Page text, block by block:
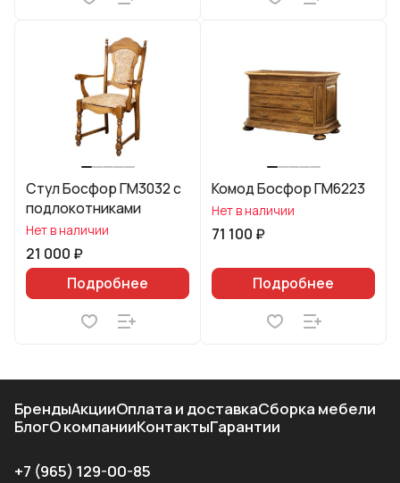
Стул Босфор ГМ3032 с
подлокотниками
Нет в наличии
21 000 ₽
Подробнее
Комод Босфор ГМ6223
Нет в наличии
71 100 ₽
Подробнее
БрендыАкцииОплата и доставкаСборка мебели
БлогО компанииКонтактыГарантии
+7 (965) 129-00-85